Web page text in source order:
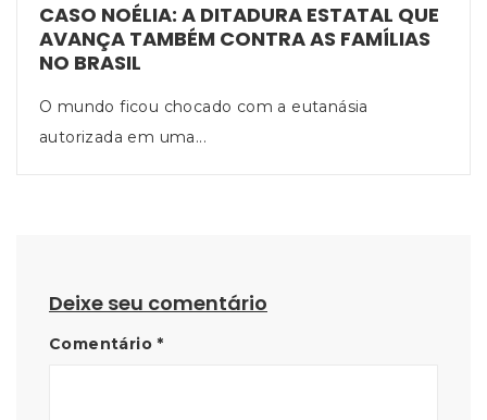
CASO NOÉLIA: A DITADURA ESTATAL QUE
AVANÇA TAMBÉM CONTRA AS FAMÍLIAS
NO BRASIL
O mundo ficou chocado com a eutanásia
autorizada em uma...
Deixe seu comentário
Comentário *